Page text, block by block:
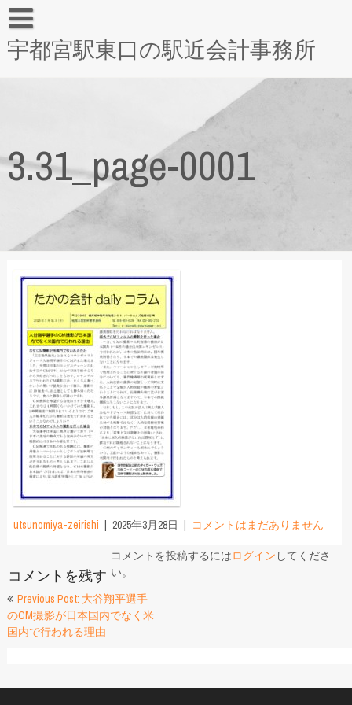
宇都宮駅東口の駅近会計事務所
3.31_page-0001
utsunomiya-zeirishi 2025年3月28日 コメントはまだありません
コメントを残す
コメントを投稿するにはログイン してくださ
い。
投
稿
Previous Post: 大谷翔平選手
のCM撮影が日本国内でなく米
国内で行われる理由